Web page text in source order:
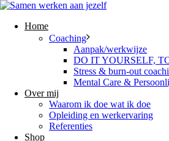
Home
Coaching
Aanpak/werkwijze
DO IT YOURSELF,
Stress & burn-out
Mental Care &
Over mij
Waarom ik doe wat ik doe
Opleiding en werkervaring
Referenties
Shop